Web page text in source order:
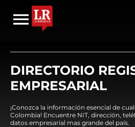
DIRECTORIO
EMPRESARIAL
¡Conozca la información esencial de
Colombia! Encuentre NIT, dirección,
datos empresarial mas grande del país.